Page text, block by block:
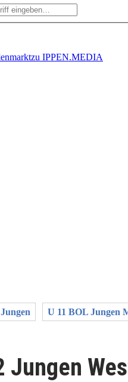
zu IPPEN.MEDIA
U 11 BOL Jungen
Jungen